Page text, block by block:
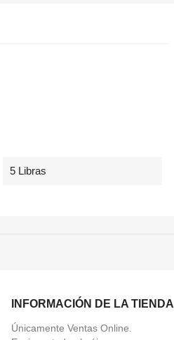
5 Libras
INFORMACIÓN DE LA TIENDA
Únicamente Ventas Online.